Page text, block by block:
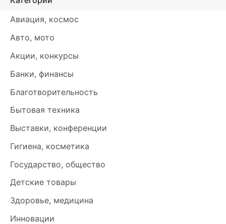
Авиация, космос
Авто, мото
Акции, конкурсы
Банки, финансы
Благотворительность
Бытовая техника
Выставки, конференции
Гигиена, косметика
Государство, общество
Детские товары
Здоровье, медицина
Инновации